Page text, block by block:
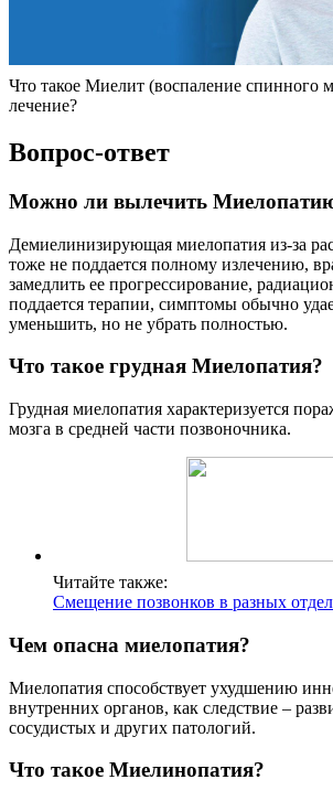
Что такое Миелит (воспаление спинного
лечение?
Вопрос-ответ
Можно ли вылечить
Демиелинизирующая миелопатия из-за
тоже не поддается полному излечению,
замедлить ее прогрессирование,
поддается терапии, симптомы обычно
уменьшить, но не убрать полностью.
Что такое грудная Миелопатия?
Грудная миелопатия характеризуется
мозга в средней части позвоночника.
Читайте также:
Смещение позвонков в разных
Чем опасна миелопатия?
Миелопатия способствует ухудшению
внутренних органов, как следствие –
сосудистых и других патологий.
Что такое Миелинопатия?